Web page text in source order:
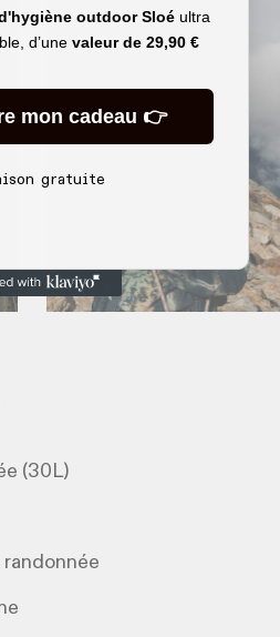
(30L)
randonnée
outdoor Sloé ultra
d’une valeur de 29,90 €
mon cadeau 👉
gratuite